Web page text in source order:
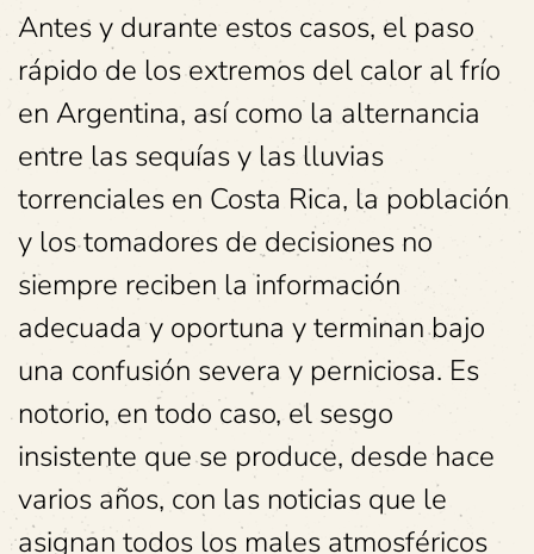
Antes y durante estos casos, el paso
rápido de los extremos del calor al frío
en Argentina, así como la alternancia
entre las sequías y las lluvias
torrenciales en Costa Rica, la población
y los tomadores de decisiones no
siempre reciben la información
adecuada y oportuna y terminan bajo
una confusión severa y perniciosa. Es
notorio, en todo caso, el sesgo
insistente que se produce, desde hace
varios años, con las noticias que le
asignan todos los males atmosféricos